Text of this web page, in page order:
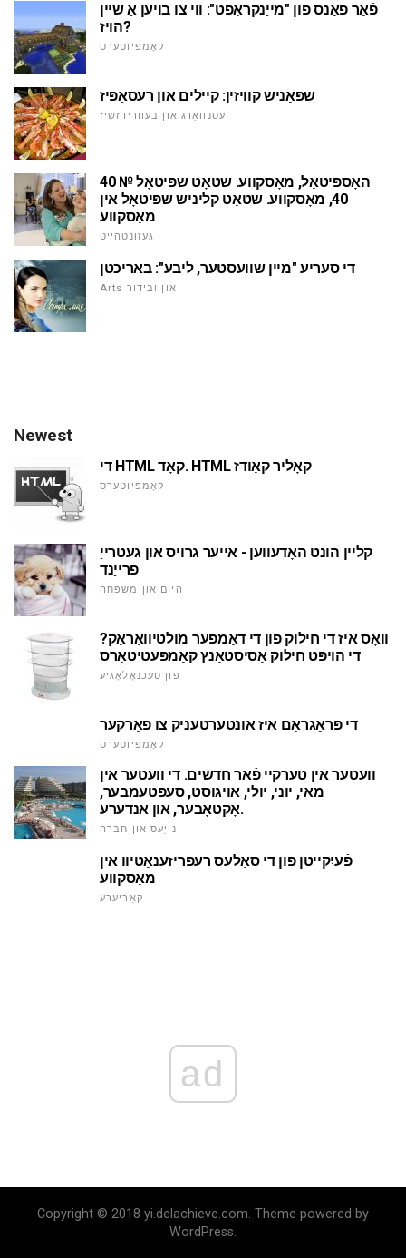
פֿאַר פאַנס פון "מייַנקראַפט": ווי צו בויען אַ שיין
הויז?
קאָמפּיוטערס
שפּאַניש קוויזין: קיילים און רעסאַפּיז
עסנוואַרג און בעוורידזשיז
40 האָספּיטאַל, מאָסקווע. שטאָט שפּיטאָל №
40, מאָסקווע. שטאָט קליניש שפּיטאָל אין
מאָסקווע
געזונטהייַט
די סעריע "מיין שוועסטער, ליבע": באריכטן
Arts און ובידור
Newest
די HTML קאָד. HTML קאָליר קאָודז
קאָמפּיוטערס
קליין הונט האָדעווען - אייער גרויס און געטרייַ
פרייַנד
היים און משפּחה
וואָס איז די חילוק פון די דאַמפער מולטיוואַראָק?
די הויפּט חילוק אַסיסטאַנץ קאָמפּעטיטאָרס
פון טעכנאָלאָגיע
די פּראָגראַם איז אונטערטעניק צו פאַרקער
קאָמפּיוטערס
וועטער אין טערקיי פֿאַר חדשים. די וועטער אין
מאי, יוני, יולי, אויגוסט, סעפּטעמבער,
אָקטאָבער, און אנדערע.
נייַעס און חברה
פֿעיִקייטן פון די סאַלעס רעפּריזענאַטיוו אין
מאָסקווע
קאַריערע
ad
Copyright © 2018 yi.delachieve.com. Theme powered by
WordPress.